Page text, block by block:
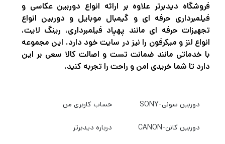
فروشگاه دیدبرتر علاوه بر ارائه انواع دوربین عکاسی و
فیلمبرداری حرفه ای و گیمبال موبایل و دوربین انواع
تجهیزات حرفه ای مانند پهپاد فیلمبرداری، رینگ لایت،
انواع لنز و میکرفون را نیز در سایت خود دارد. این مجموعه
با خدماتی مانند ضمانت تست و اصالت کالا سعی بر این
دارد تا شما خریدی امن و راحت را تجربه کنید.
دوربین سونی-SONY
دوربین کانن-CANON
حساب کاربری من
درباره دیدبرتر